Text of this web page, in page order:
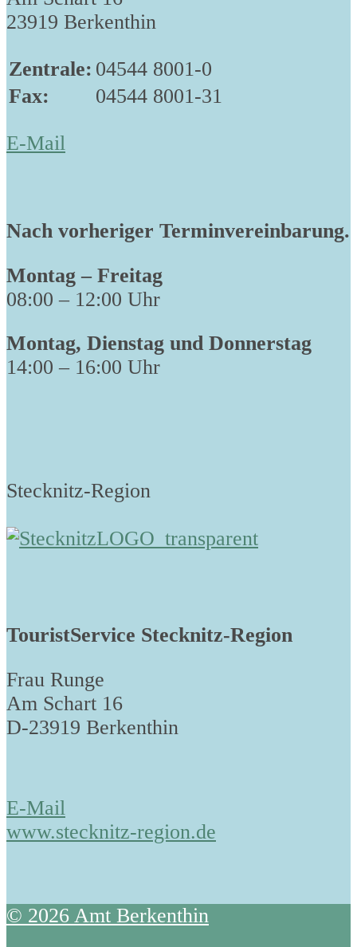
23919 Berkenthin
Zentrale: 04544 8001-0
Fax:
04544 8001-31
E-Mail
Nach vorheriger Terminvereinbarung.
Montag – Freitag
08:00 – 12:00 Uhr
Montag, Dienstag und Donnerstag
14:00 – 16:00 Uhr
Stecknitz-Region
TouristService Stecknitz-Region
Frau Runge
Am Schart 16
D-23919 Berkenthin
E-Mail
www.stecknitz-region.de
© 2026 Amt Berkenthin